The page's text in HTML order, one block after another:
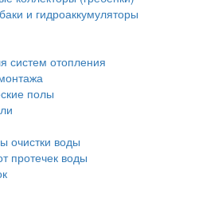
и гидроаккумуляторы
систем отопления
полы
очистки воды
протечек воды